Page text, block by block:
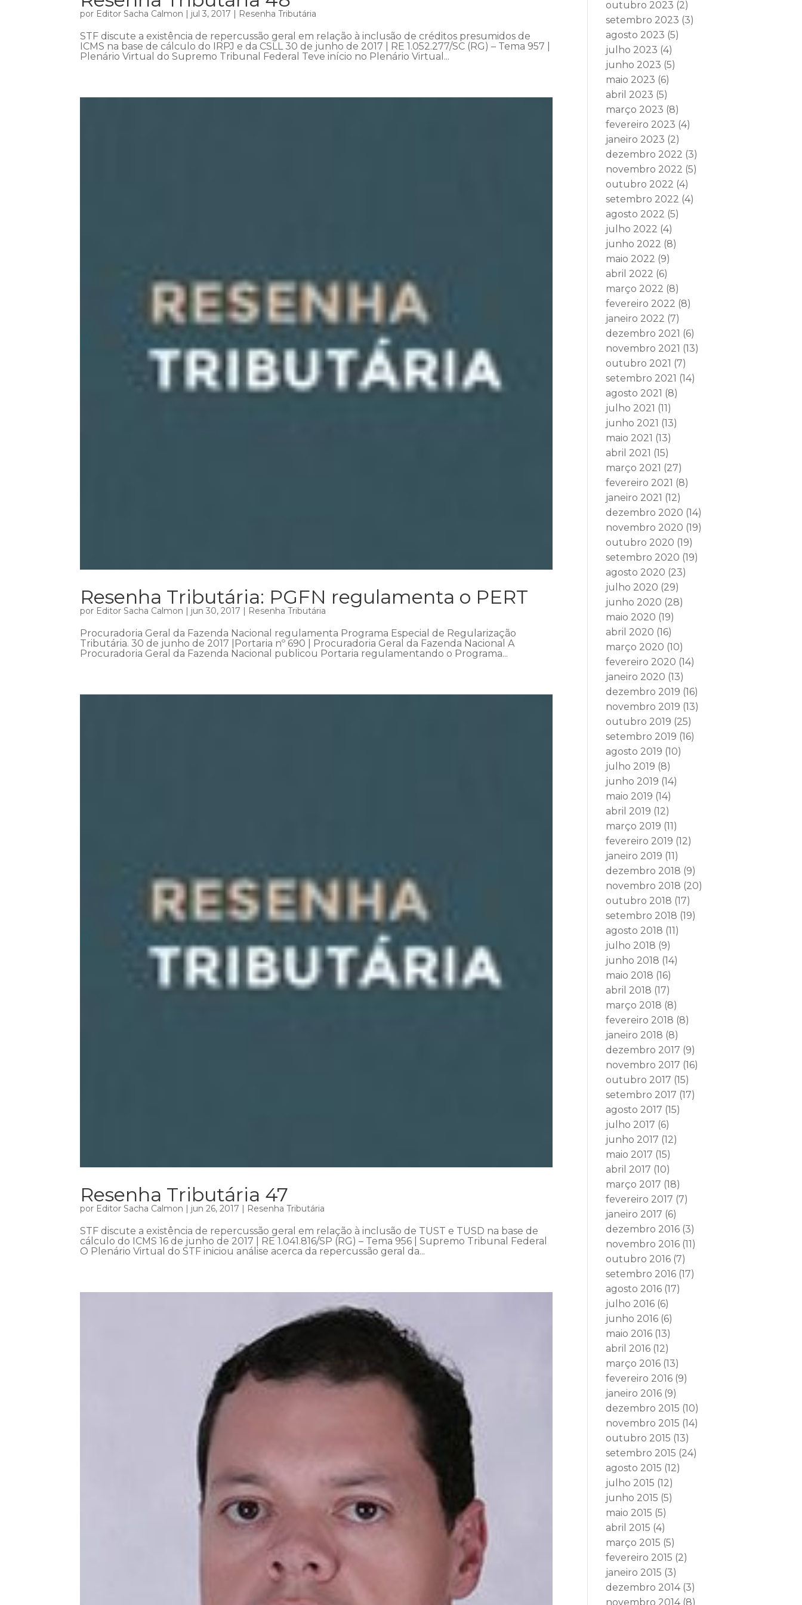
por Editor Sacha Calmon | jul 3, 2017 | Resenha Tributária
STF discute a existência de repercussão geral em relação à inclusão de créditos presumidos de
ICMS na base de cálculo do IRPJ e da CSLL 30 de junho de 2017 | RE 1.052.277/SC (RG) – Tema 957 |
Plenário Virtual do Supremo Tribunal Federal Teve início no Plenário Virtual...
Resenha Tributária: PGFN regulamenta o PERT
por Editor Sacha Calmon | jun 30, 2017 | Resenha Tributária
Procuradoria Geral da Fazenda Nacional regulamenta Programa Especial de Regularização
Tributária. 30 de junho de 2017 |Portaria nº 690 | Procuradoria Geral da Fazenda Nacional A
Procuradoria Geral da Fazenda Nacional publicou Portaria regulamentando o Programa...
Resenha Tributária 47
por Editor Sacha Calmon | jun 26, 2017 | Resenha Tributária
STF discute a existência de repercussão geral em relação à inclusão de TUST e TUSD na base de
cálculo do ICMS 16 de junho de 2017 | RE 1.041.816/SP (RG) – Tema 956 | Supremo Tribunal Federal
O Plenário Virtual do STF iniciou análise acerca da repercussão geral da...
outubro 2023 (2)
setembro 2023 (3)
agosto 2023 (5)
julho 2023 (4)
junho 2023 (5)
maio 2023 (6)
abril 2023 (5)
março 2023 (8)
fevereiro 2023 (4)
janeiro 2023 (2)
dezembro 2022 (3)
novembro 2022 (5)
outubro 2022 (4)
setembro 2022 (4)
agosto 2022 (5)
julho 2022 (4)
junho 2022 (8)
maio 2022 (9)
abril 2022 (6)
março 2022 (8)
fevereiro 2022 (8)
janeiro 2022 (7)
dezembro 2021 (6)
novembro 2021 (13)
outubro 2021 (7)
setembro 2021 (14)
agosto 2021 (8)
julho 2021 (11)
junho 2021 (13)
maio 2021 (13)
abril 2021 (15)
março 2021 (27)
fevereiro 2021 (8)
janeiro 2021 (12)
dezembro 2020 (14)
novembro 2020 (19)
outubro 2020 (19)
setembro 2020 (19)
agosto 2020 (23)
julho 2020 (29)
junho 2020 (28)
maio 2020 (19)
abril 2020 (16)
março 2020 (10)
fevereiro 2020 (14)
janeiro 2020 (13)
dezembro 2019 (16)
novembro 2019 (13)
outubro 2019 (25)
setembro 2019 (16)
agosto 2019 (10)
julho 2019 (8)
junho 2019 (14)
maio 2019 (14)
abril 2019 (12)
março 2019 (11)
fevereiro 2019 (12)
janeiro 2019 (11)
dezembro 2018 (9)
novembro 2018 (20)
outubro 2018 (17)
setembro 2018 (19)
agosto 2018 (11)
julho 2018 (9)
junho 2018 (14)
maio 2018 (16)
abril 2018 (17)
março 2018 (8)
fevereiro 2018 (8)
janeiro 2018 (8)
dezembro 2017 (9)
novembro 2017 (16)
outubro 2017 (15)
setembro 2017 (17)
agosto 2017 (15)
julho 2017 (6)
junho 2017 (12)
maio 2017 (15)
abril 2017 (10)
março 2017 (18)
fevereiro 2017 (7)
janeiro 2017 (6)
dezembro 2016 (3)
novembro 2016 (11)
outubro 2016 (7)
setembro 2016 (17)
agosto 2016 (17)
julho 2016 (6)
junho 2016 (6)
maio 2016 (13)
abril 2016 (12)
março 2016 (13)
fevereiro 2016 (9)
janeiro 2016 (9)
dezembro 2015 (10)
novembro 2015 (14)
outubro 2015 (13)
setembro 2015 (24)
agosto 2015 (12)
julho 2015 (12)
junho 2015 (5)
maio 2015 (5)
abril 2015 (4)
março 2015 (5)
fevereiro 2015 (2)
janeiro 2015 (3)
dezembro 2014(3)
novembro 2014(8)